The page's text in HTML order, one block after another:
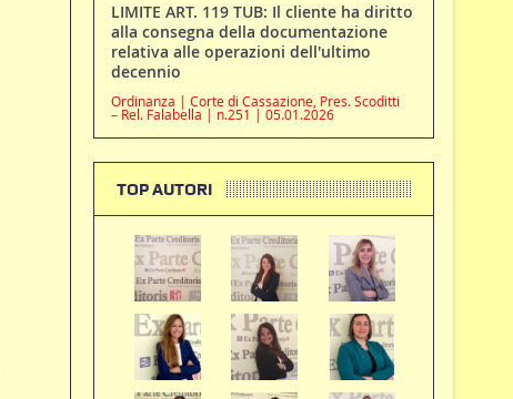
LIMITE ART. 119 TUB: Il cliente ha diritto
alla consegna della documentazione
relativa alle operazioni dell'ultimo
decennio
Ordinanza | Corte di Cassazione, Pres. Scoditti
– Rel. Falabella | n.251 | 05.01.2026
TOP AUTORI